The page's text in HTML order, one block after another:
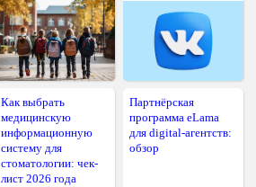
Как выбрать
медицинскую
информационную
систему для
стоматологии: чек-
лист 2026 года
Партнёрская
программа eLama
для digital-агентств:
обзор